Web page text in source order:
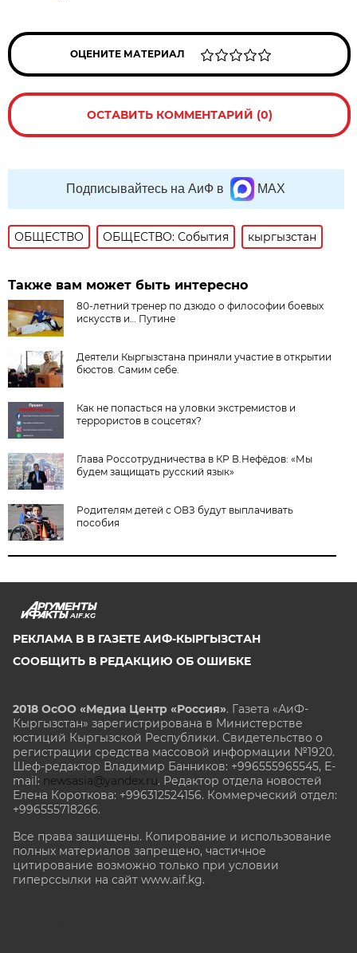
ОЦЕНИТЕ МАТЕРИАЛ
ОСТАВИТЬ КОММЕНТАРИЙ (0)
Подписывайтесь на АиФ в MAX
ОБЩЕСТВО ОБЩЕСТВО: События кыргызстан
Также вам может быть интересно
80-летний тренер по дзюдо о философии боевых
искусств и… Путине
Деятели Кыргызстана приняли участие в открытии
бюстов. Самим себе.
Как не попасться на уловки экстремистов и
террористов в соцсетях?
Глава Россотрудничества в КР В.Нефёдов: «Мы
будем защищать русский язык»
Родителям детей с ОВЗ будут выплачивать
пособия
AIF.KG
РЕКЛАМА В В ГАЗЕТЕ АИФ-КЫРГЫЗСТАН
СООБЩИТЬ В РЕДАКЦИЮ ОБ ОШИБКЕ
2018 ОсОО «Медиа Центр «Россия». Газета «АиФ-
Кыргызстан» зарегистрирована в Министерстве
юстиций Кыргызской Республики. Свидетельство о
регистрации средства массовой информации №1920.
Шеф-редактор Владимир Банников: +996555965545, E-
mail: newsasia@yandex.ru. Редактор отдела новостей
Елена Короткова: +996312524156. Коммерческий отдел:
+996555718266.
Все права защищены. Копирование и использование
полных материалов запрещено, частичное
цитирование возможно только при условии
гиперссылки на сайт www.aif.kg.